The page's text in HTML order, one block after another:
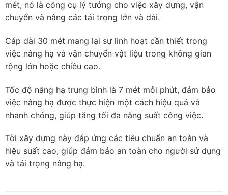
mét, nó là công cụ lý tưởng cho việc xây dựng, vận
chuyển và nâng các tải trọng lớn và dài.
Cáp dài 30 mét mang lại sự linh hoạt cần thiết trong
việc nâng hạ và vận chuyển vật liệu trong không gian
rộng lớn hoặc chiều cao.
Tốc độ nâng hạ trung bình là 7 mét mỗi phút, đảm bảo
việc nâng hạ được thực hiện một cách hiệu quả và
nhanh chóng, giúp tăng tối đa năng suất công việc.
Tời xây dựng này đáp ứng các tiêu chuẩn an toàn và
hiệu suất cao, giúp đảm bảo an toàn cho người sử dụng
và tải trọng nâng hạ.